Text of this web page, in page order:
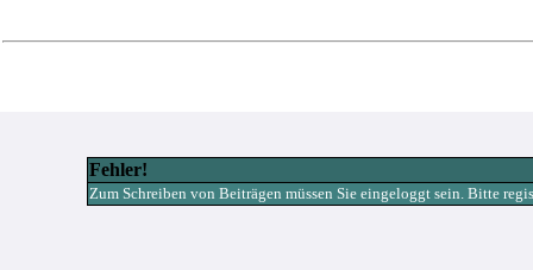
Fehler!
Zum Schreiben von Beiträgen müssen Sie eingeloggt sein. Bitte